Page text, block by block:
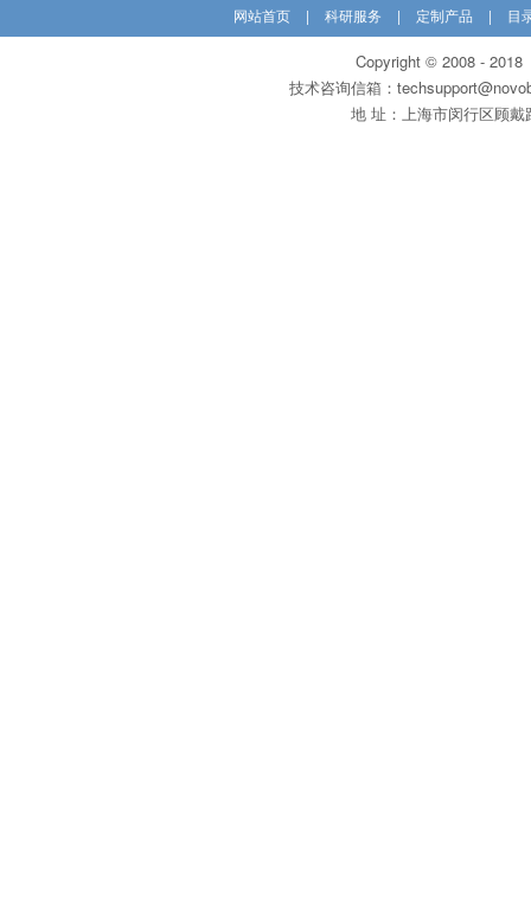
网站首页 | 科研服务 | 定制产品 | 目
Copyright © 2008 -
技术咨询信箱：
地 址：上海市闵行区顾